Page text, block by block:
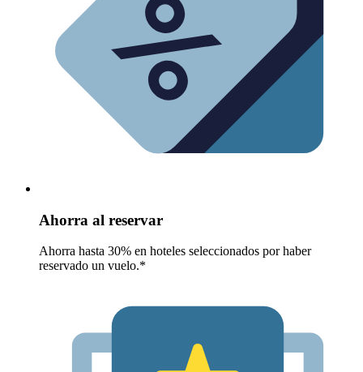
Ahorra al reservar
Ahorra hasta 30% en hoteles seleccionados por haber
reservado un vuelo.*